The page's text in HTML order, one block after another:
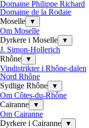
Domaine Philippe Richard
Domaine de la Rodaie
Moselle
▼
Om Moselle
Dyrkere i Moselle
▼
J. Simon-Hollerich
Rhône
▼
Vindistrikter i Rhône-dalen
Nord Rhône
Sydlige Rhône
▼
Om Côtes-du-Rhône
Cairanne
▼
Om Cairanne
Dyrkere i Cairanne
▼